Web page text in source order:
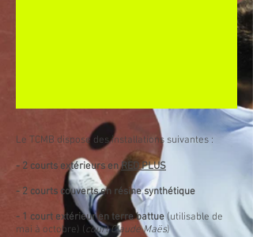
Le TCMB dispose des installations suivantes :
- 2 courts extérieurs enRED PLUS
- 2 courts couverts en résinesynthétique
- 1 court extérieur en terre battue(utilisable de
mai à octobre) (court Claude Maës)